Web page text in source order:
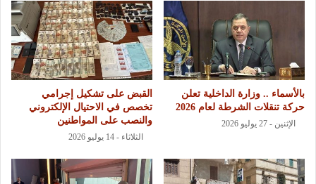
بالأسماء .. وزارة الداخلية تعلن
حركة تنقلات الشرطة لعام 2026
الإثنين - 27 يوليو 2026
القبض على تشكيل إجرامي
تخصص في الاحتيال الإلكتروني
والنصب على المواطنين
الثلاثاء - 14 يوليو 2026